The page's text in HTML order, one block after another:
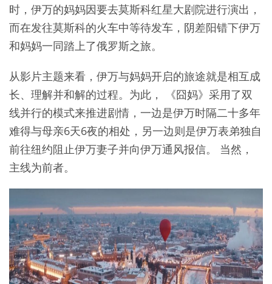
时，伊万的妈妈因要去莫斯科红星大剧院进行演出，
而在发往莫斯科的火车中等待发车，阴差阳错下伊万
和妈妈一同踏上了俄罗斯之旅。
从影片主题来看，伊万与妈妈开启的旅途就是相互成
长、理解并和解的过程。为此， 《囧妈》采用了双
线并行的模式来推进剧情，一边是伊万时隔二十多年
难得与母亲6天6夜的相处，另一边则是伊万表弟独自
前往纽约阻止伊万妻子并向伊万通风报信。 当然，
主线为前者。